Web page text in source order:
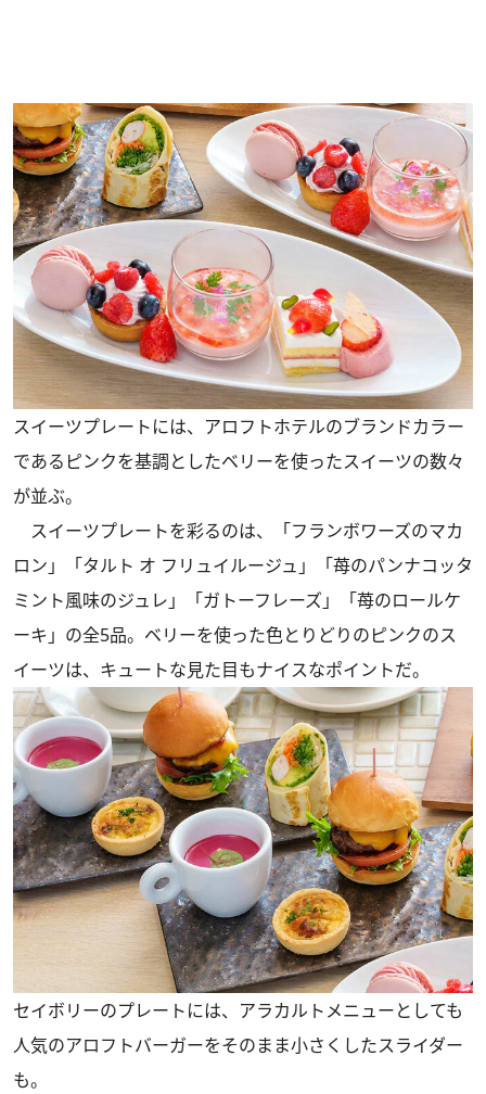
スイーツプレートには、アロフトホテルのブランドカラー
であるピンクを基調としたベリーを使ったスイーツの数々
が並ぶ。
スイーツプレートを彩るのは、「フランボワーズのマカ
ロン」「タルト オ フリュイルージュ」「苺のパンナコッタ
ミント風味のジュレ」「ガトーフレーズ」「苺のロールケ
ーキ」の全5品。ベリーを使った色とりどりのピンクのス
イーツは、キュートな見た目もナイスなポイントだ。
セイボリーのプレートには、アラカルトメニューとしても
人気のアロフトバーガーをそのまま小さくしたスライダー
も。